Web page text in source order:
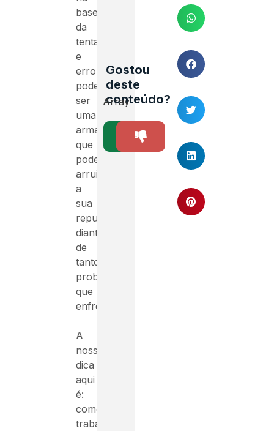
base
da
tentativa
e
erro
pode
ser
uma
armadilha
que
pode
arruinar
a
sua
reputação
diante
de
tantos
problemas
que
enfrentar.
A
nossa
dica
aqui
é:
comece
trabalhando
Gostou
deste
conteúdo?
Array